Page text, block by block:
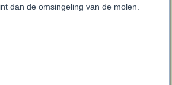
dan de omsingeling van de molen.